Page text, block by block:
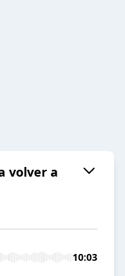
volver a
10:03